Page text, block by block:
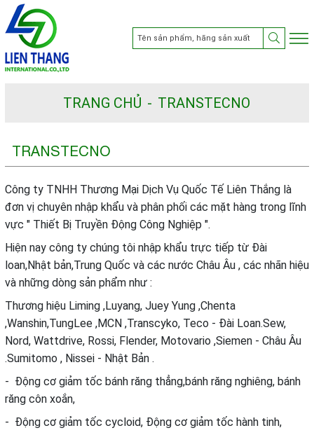
TRANG CHỦ TRANSTECNO
TRANSTECNO
Công ty TNHH Thương Mại Dịch Vụ Quốc Tế Liên Thắng là
đơn vị chuyên nhập khẩu và phân phối các mặt hàng trong lĩnh
vực " Thiết Bị Truyền Động Công Nghiệp ".
Hiện nay công ty chúng tôi nhập khẩu trực tiếp từ Đài
loan,Nhật bản,Trung Quốc và các nước Châu Âu , các nhãn hiệu
và những dòng sản phẩm như :
Thương hiệu Liming ,Luyang, Juey Yung ,Chenta
,Wanshin,TungLee ,MCN ,Transcyko, Teco - Đài Loan.Sew,
Nord, Wattdrive, Rossi, Flender, Motovario ,Siemen - Châu Âu
.Sumitomo , Nissei - Nhật Bản .
- Động cơ giảm tốc bánh răng thẳng,bánh răng nghiêng, bánh
răng côn xoắn,
- Động cơ giảm tốc cycloid, Động cơ giảm tốc hành tinh,